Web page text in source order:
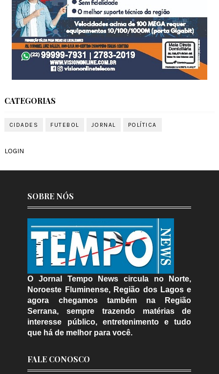
CATEGORIAS
CIDADES FUTEBOL JORNAL POLÍTICA
LOGIN
SOBRE NÓS
O Jornal Tempo News circula no Norte,
Noroeste Fluminense, Região dos Lagos e
agora chegamos também na Região
Serrana, sempre trazendo matérias de
interesse público, entretenimento e tudo
que há de melhor para você.
FALE CONOSCO